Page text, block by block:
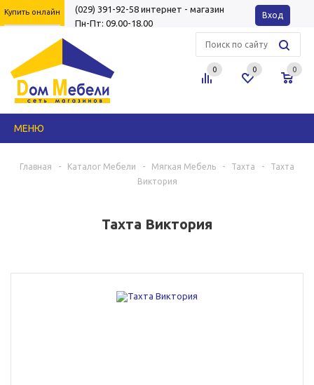
Купить онлайн Вход
(029) 391-92-58 интернет - магазин
Пн-Пт: 09.00-18.00
0 0 0
МЕНЮ
Главная - Каталог Мебели - Мягкая Мебель - Тахта -
Тахта
Виктория
Тахта Виктория